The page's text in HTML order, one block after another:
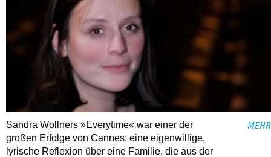
Sandra Wollners »Everytime« war einer der
großen Erfolge von Cannes: eine eigenwillige,
lyrische Reflexion über eine ­Familie, die aus der
MEHR